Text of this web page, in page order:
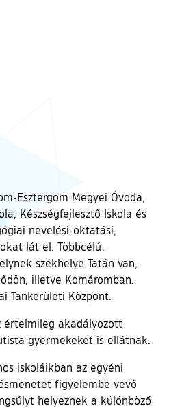
Esztergom Megyei Óvoda,
Készségfejlesztő Iskola és
nevelési-oktatási,
lát el. Többcélú,
székhelye Tatán van,
illetve Komáromban.
Tankerületi Központ.
értelmileg akadályozott
gyermekeket is ellátnak.
iskoláikban az egyéni
figyelembe vevő
helyeznek a különböző